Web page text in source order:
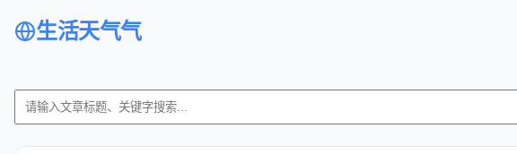
生活天气气